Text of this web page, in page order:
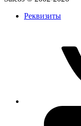
Реквизиты